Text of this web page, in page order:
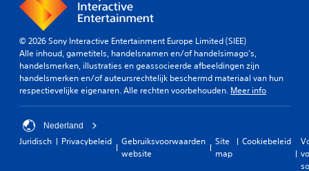
© 2026 Sony Interactive Entertainment Europe Limited (SIEE)
Alle inhoud, gametitels, handelsnamen en/of handelsimago's,
handelsmerken, illustraties en geassocieerde afbeeldingen zijn
handelsmerken en/of auteursrechtelijk beschermd materiaal van hun
respectievelijke eigenaren. Alle rechten voorbehouden. Meer info
Nederland
Juridisch Privacybeleid
Gebruiksvoorwaarden
website
Site
map
Cookiebeleid